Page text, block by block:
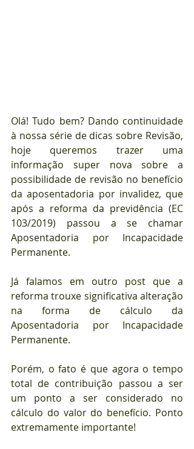
Olá! Tudo bem? Dando continuidade
à nossa série de dicas sobre Revisão,
hoje queremos trazer uma
informação super nova sobre a
possibilidade de revisão no benefício
da aposentadoria por invalidez, que
após a reforma da previdência (EC
103/2019) passou a se chamar
Aposentadoria por Incapacidade
Permanente.
Já falamos em outro post que a
reforma trouxe significativa alteração
na forma de cálculo da
Aposentadoria por Incapacidade
Permanente.
Porém, o fato é que agora o tempo
total de contribuição passou a ser
um ponto a ser considerado no
cálculo do valor do benefício. Ponto
extremamente importante!